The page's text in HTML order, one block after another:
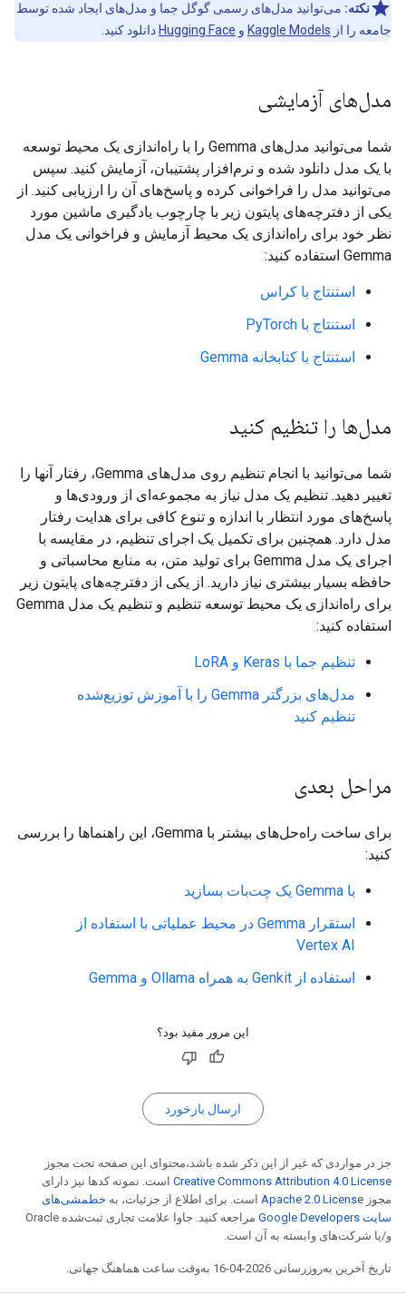
نکته: می‌توانید مدل‌های رسمی گوگل جما و مدل‌های ایجاد شده توسط
جامعه را از Kaggle Models و Hugging Face دانلود کنید.
مدل‌های آزمایشی
شما می‌توانید مدل‌های Gemma را با راه‌اندازی یک محیط توسعه
با یک مدل دانلود شده و نرم‌افزار پشتیبان، آزمایش کنید. سپس
می‌توانید مدل را فراخوانی کرده و پاسخ‌های آن را ارزیابی کنید. از
یکی از دفترچه‌های پایتون زیر با چارچوب یادگیری ماشین مورد
نظر خود برای راه‌اندازی یک محیط آزمایش و فراخوانی یک مدل
Gemma استفاده کنید:
استنتاج با کراس
استنتاج با PyTorch
استنتاج با کتابخانه Gemma
مدل‌ها را تنظیم کنید
شما می‌توانید با انجام تنظیم روی مدل‌های Gemma، رفتار آنها را
تغییر دهید. تنظیم یک مدل نیاز به مجموعه‌ای از ورودی‌ها و
پاسخ‌های مورد انتظار با اندازه و تنوع کافی برای هدایت رفتار
مدل دارد. همچنین برای تکمیل یک اجرای تنظیم، در مقایسه با
اجرای یک مدل Gemma برای تولید متن، به منابع محاسباتی و
حافظه بسیار بیشتری نیاز دارید. از یکی از دفترچه‌های پایتون زیر
برای راه‌اندازی یک محیط توسعه تنظیم و تنظیم یک مدل Gemma
استفاده کنید:
تنظیم جما با Keras و LoRA
مدل‌های بزرگتر Gemma را با آموزش توزیع‌شده
تنظیم کنید
مراحل بعدی
برای ساخت راه‌حل‌های بیشتر با Gemma، این راهنماها را بررسی
کنید:
با Gemma یک چت‌بات بسازید
استقرار Gemma در محیط عملیاتی با استفاده از
Vertex AI
استفاده از Genkit به همراه Ollama و Gemma
این مرور مفید بود؟
ارسال بازخورد
جز در مواردی که غیر از این ذکر شده باشد،‌محتوای این صفحه تحت مجوز
Creative Commons Attribution 4.0 License است. نمونه کدها نیز دارای
مجوز Apache 2.0 License است. برای اطلاع از جزئیات، به خطمشی‌های
سایت Google Developers‏
مراجعه کنید. جاوا علامت تجاری ثبت‌شده Oracle
و/یا شرکت‌های وابسته به آن است.
تاریخ آخرین به‌روزرسانی 2026-04-16 به‌وقت ساعت هماهنگ جهانی.